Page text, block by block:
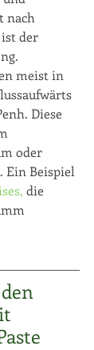
nach
ist der
meist in
Diese
oder
Ein Beispiel
die